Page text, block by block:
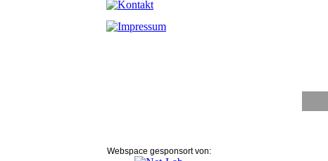
Webspace gesponsort von: